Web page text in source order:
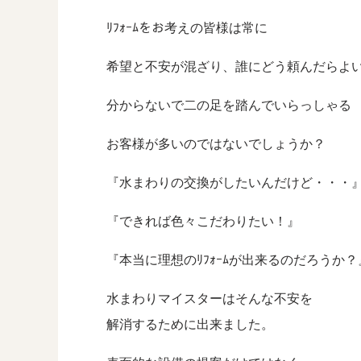
ﾘﾌｫｰﾑをお考えの皆様は常に
希望と不安が混ざり、誰にどう頼んだらよ
分からないで二の足を踏んでいらっしゃる
お客様が多いのではないでしょうか？
『水まわりの交換がしたいんだけど・・・』
『できれば色々こだわりたい！』
『本当に理想のﾘﾌｫｰﾑが出来るのだろうか？
水まわりマイスターはそんな不安を
解消するために出来ました。